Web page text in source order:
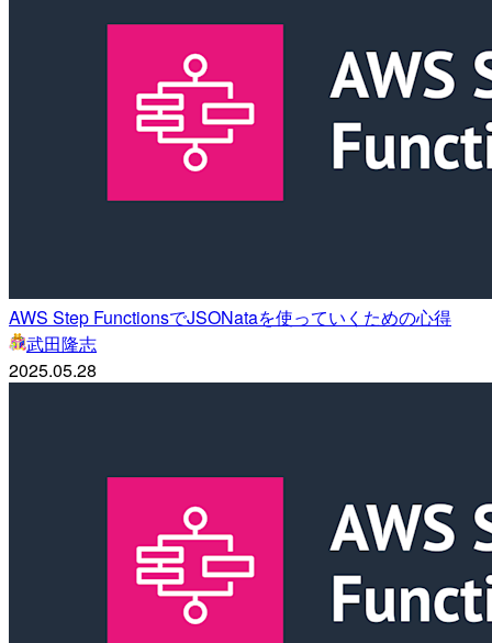
AWS Step FunctionsでJSONataを使っていくための心得
武田隆志
2025.05.28